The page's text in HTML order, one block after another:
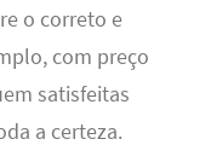
o correto e
com preço
satisfeitas
a certeza.